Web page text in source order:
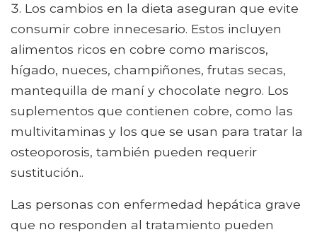
Los cambios en la dieta aseguran que evite
consumir cobre innecesario. Estos incluyen
alimentos ricos en cobre como mariscos,
hígado, nueces, champiñones, frutas secas,
mantequilla de maní y chocolate negro. Los
suplementos que contienen cobre, como las
multivitaminas y los que se usan para tratar la
osteoporosis, también pueden requerir
sustitución..
Las personas con enfermedad hepática grave
que no responden al tratamiento pueden